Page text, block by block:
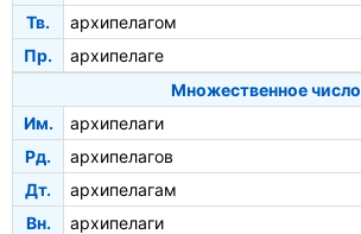
Тв.
архипелагом
Пр.
архипелаге
Множественное число
Им.
архипелаги
Рд.
архипелагов
Дт.
архипелагам
Вн.
архипелаги